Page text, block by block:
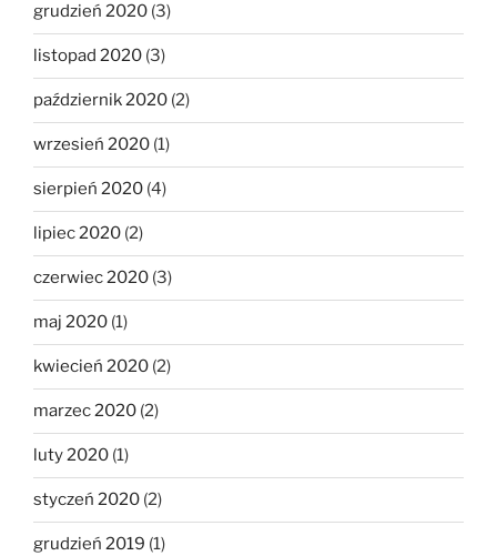
grudzień 2020 (3)
listopad 2020 (3)
październik 2020 (2)
wrzesień 2020 (1)
sierpień 2020 (4)
lipiec 2020 (2)
czerwiec 2020 (3)
maj 2020 (1)
kwiecień 2020 (2)
marzec 2020 (2)
luty 2020 (1)
styczeń 2020 (2)
grudzień 2019 (1)